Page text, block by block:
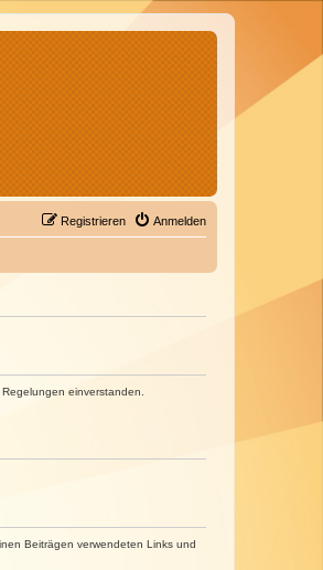
Anmelden
Registrieren
einverstanden.
Beiträgen verwendeten Links und